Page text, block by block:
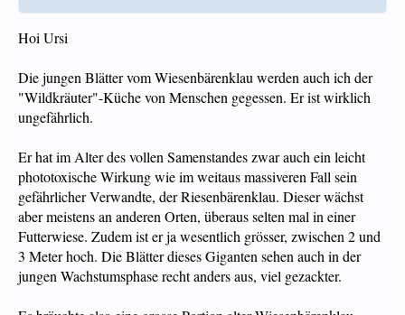
Hoi Ursi
Die jungen Blätter vom Wiesenbärenklau werden auch ich der
"Wildkräuter"-Küche von Menschen gegessen. Er ist wirklich
ungefährlich.
Er hat im Alter des vollen Samenstandes zwar auch ein leicht
phototoxische Wirkung wie im weitaus massiveren Fall sein
gefährlicher Verwandte, der Riesenbärenklau. Dieser wächst
aber meistens an anderen Orten, überaus selten mal in einer
Futterwiese. Zudem ist er ja wesentlich grösser, zwischen 2 und
3 Meter hoch. Die Blätter dieses Giganten sehen auch in der
jungen Wachstumsphase recht anders aus, viel gezackter.